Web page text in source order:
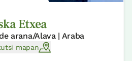
Etxea
arana/Alava | Araba
mapan